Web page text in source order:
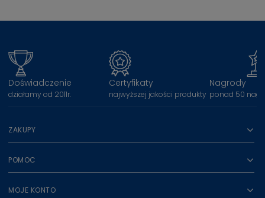
Doświadczenie
działamy od 2011r.
Certyfikaty
najwyższej jakości produkty
Nagrody
ponad 50
ZAKUPY
POMOC
MOJE KONTO